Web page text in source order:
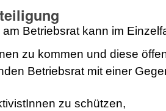
Betriebsrat kann im
zu kommen und diese
Betriebsrat mit einer
zu schützen,